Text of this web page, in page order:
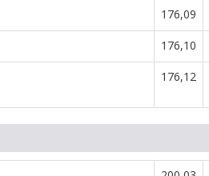
176,09
176,10
176,12